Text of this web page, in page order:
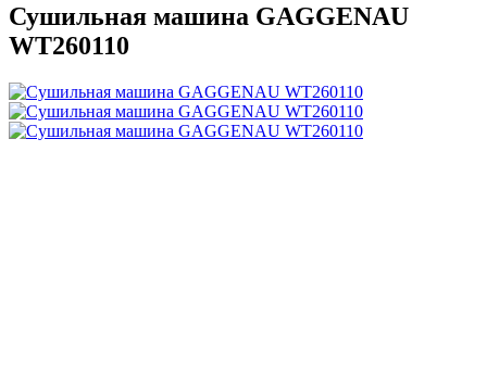
Сушильная машина GAGGENAU
WT260110